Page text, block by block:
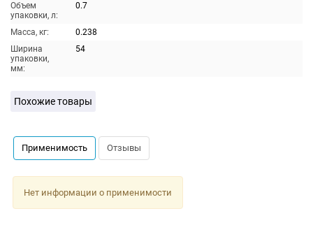
Объем
упаковки, л:
0.7
Масса, кг:
0.238
Ширина
упаковки,
мм:
54
Похожие товары
Применимость Отзывы
Нет информации о применимости